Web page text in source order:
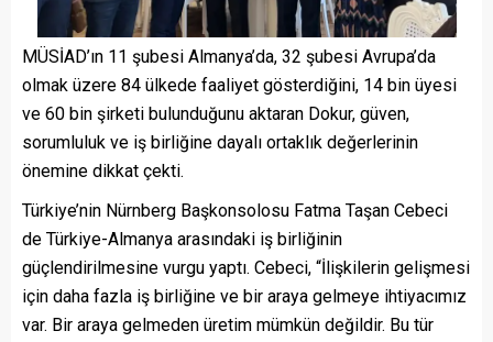
MÜSİAD’ın 11 şubesi Almanya’da, 32 şubesi Avrupa’da
olmak üzere 84 ülkede faaliyet gösterdiğini, 14 bin üyesi
ve 60 bin şirketi bulunduğunu aktaran Dokur, güven,
sorumluluk ve iş birliğine dayalı ortaklık değerlerinin
önemine dikkat çekti.
Türkiye’nin Nürnberg Başkonsolosu Fatma Taşan Cebeci
de Türkiye-Almanya arasındaki iş birliğinin
güçlendirilmesine vurgu yaptı. Cebeci, “İlişkilerin gelişmesi
için daha fazla iş birliğine ve bir araya gelmeye ihtiyacımız
var. Bir araya gelmeden üretim mümkün değildir. Bu tür